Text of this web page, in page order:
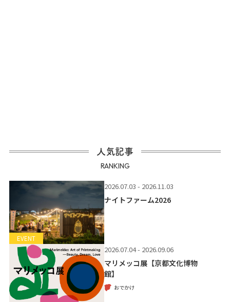
人気記事
RANKING
EVENT
2026.07.03 - 2026.11.03
ナイトファーム2026
2026.07.04 - 2026.09.06
マリメッコ展【京都文化博物
館】
おでかけ